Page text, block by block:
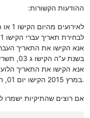
ההודעות הקשורות:
לאירועים מהיום הקישו 1 או המתינו לאירועים מיום אחר הקישו 2
לבחירת תאריך עברי הקישו 1 לבחירת תאריך לועזי הקישו 2
בשנת ע"ה הקישו ג 03, תשרי 01, ע"ה 75
במרץ 2015 הקישו יום 01, חודש מרץ 03, ושנה ב2 ספרות - 15.
אם רוצים שהתיקיות ישמרו